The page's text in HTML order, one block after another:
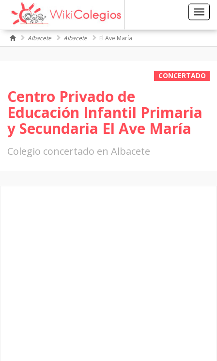
Albacete Albacete El Ave María
CONCERTADO
Centro Privado de
Educación Infantil Primaria
y Secundaria El Ave María
Colegio concertado en Albacete